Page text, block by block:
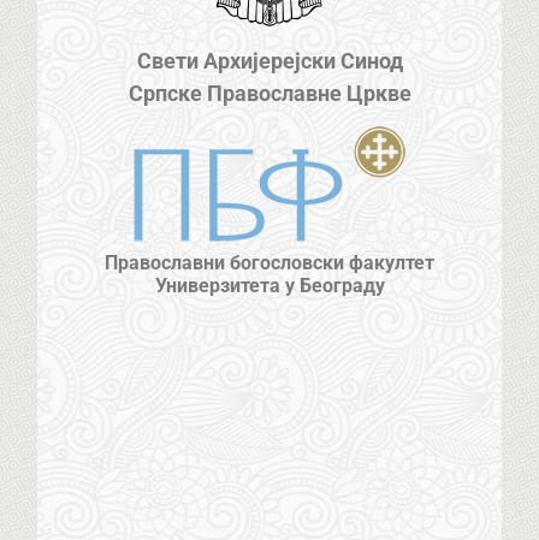
Свети Архијерејски Синод
Српске Православне Цркве
Православни богословски факултет
Универзитета у Београду